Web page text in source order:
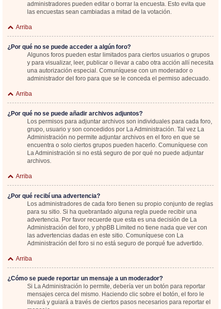
administradores pueden editar o borrar la encuesta. Esto evita que
las encuestas sean cambiadas a mitad de la votación.
Arriba
¿Por qué no se puede acceder a algún foro?
Algunos foros pueden estar limitados para ciertos usuarios o grupos
y para visualizar, leer, publicar o llevar a cabo otra acción allí necesita
una autorización especial. Comuníquese con un moderador o
administrador del foro para que se le conceda el permiso adecuado.
Arriba
¿Por qué no se puede añadir archivos adjuntos?
Los permisos para adjuntar archivos son individuales para cada foro,
grupo, usuario y son concedidos por La Administración. Tal vez La
Administración no permite adjuntar archivos en el foro en que se
encuentra o solo ciertos grupos pueden hacerlo. Comuníquese con
La Administración si no está seguro de por qué no puede adjuntar
archivos.
Arriba
¿Por qué recibí una advertencia?
Los administradores de cada foro tienen su propio conjunto de reglas
para su sitio. Si ha quebrantado alguna regla puede recibir una
advertencia. Por favor recuerde que esta es una decisión de La
Administración del foro, y phpBB Limited no tiene nada que ver con
las advertencias dadas en este sitio. Comuníquese con La
Administración del foro si no está seguro de porqué fue advertido.
Arriba
¿Cómo se puede reportar un mensaje a un moderador?
Si La Administración lo permite, debería ver un botón para reportar
mensajes cerca del mismo. Haciendo clic sobre el botón, el foro le
llevará y guiará a través de ciertos pasos necesarios para reportar el